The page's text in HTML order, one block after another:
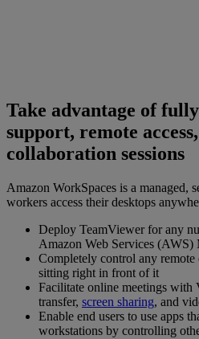
Take advantage of
support, remote
collaboration sessions
Amazon WorkSpaces is a managed,
workers access their desktops
Deploy TeamViewer for any
Amazon Web Services (AWS)
Completely control any
sitting right in front of it
Facilitate online meetings with
transfer, screen sharing, and
Enable end users to use apps
workstations by controlling